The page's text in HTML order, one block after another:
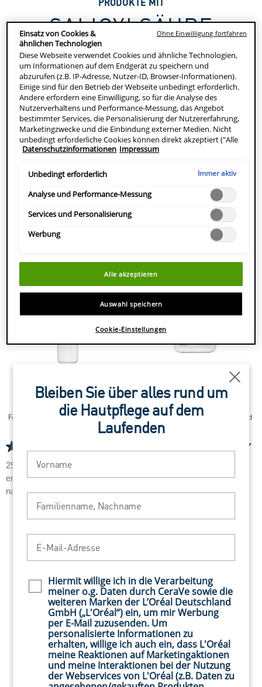
SALICYLSÄURE
Als Beta-Hydroxysäure befreit Salicylsäure die Haut nicht
nur von abgestorbenen Zellen, sondern auch von
überschüssigem Talg, was verstopfte Poren verhindern
und zu einem frischeren, reineren Teint führen kann.
Aufgrund ihrer Peeling-Eigenschaften trägt Salicylsäure
auch dazu bei, die Schuppenbildung bei Psoriasis zu
verringern. Unsere Hautpflegeprodukte mit Salicylsäure
umfassen Körperreiniger und Feuchtigkeitscremes sowie
unebene Haut.
CeraVe Regenerierende
Augencreme
Feuchtigkeitsspendende Creme mit
4.6
von
5
Sternen.
Bewertungen
259 von 369 Bewertern
erhielten ein Testprodukt oder
nahmen an einer Aktion teil
CeraVe Schäumendes
Reinigungsgel
Reinigungsschaum für Gesicht und
4.8
5
Sternen.
266
Bewertungen
Bleiben Sie über alles rund um
die Hautpflege auf dem
Laufenden
Newsletter policy
Hiermit willige ich in die Verarbeitung
meiner o.g. Daten durch CeraVe sowie die
weiteren Marken der L’Oréal Deutschland
GmbH („L'Oréal“) ein, um mir Werbung
per E-Mail zuzusenden. Um
personalisierte Informationen zu
erhalten, willige ich auch ein, dass L'Oréal
meine Reaktionen auf Marketingaktionen
und meine Interaktionen bei der Nutzung
der Webservices von L'Oréal (z.B. Daten zu
Einsatz von Cookies &
ähnlichen Technologien
Diese Webseite verwendet Cookies und ähnliche Technologien,
um Informationen auf dem Endgerät zu speichern und
abzurufen (z.B. IP-Adresse, Nutzer-ID, Browser-Informationen).
Einige sind für den Betrieb der Webseite unbedingt erforderlich.
Andere erfordern eine Einwilligung, so für die Analyse des
Nutzerverhaltens und Performance-Messung, das Angebot
bestimmter Services, die Personalisierung der Nutzererfahrung,
Marketingzwecke und die Einbindung externer Medien. Nicht
unbedingt erforderliche Cookies können direkt akzeptiert ("Alle
akzeptieren") oder abgelehnt ("Ohne Einwilligung fortfahren")
ebenfalls möglich und speicherbar ("Auswahl speichern"). Die
Auswahl kann jederzeit unter dem Link "Cookie-Einstellungen"
angepasst werden. Für weitere Informationen s. unsere
Datenschutzinformationen Impressum
Unbedingt erforderlich Immer aktiv
Analyse und Performance-Messung
Services und Personalisierung
Werbung
Alle akzeptieren
Auswahl speichern
Cookie-Einstellungen
Ohne Einwilligung fortfahren